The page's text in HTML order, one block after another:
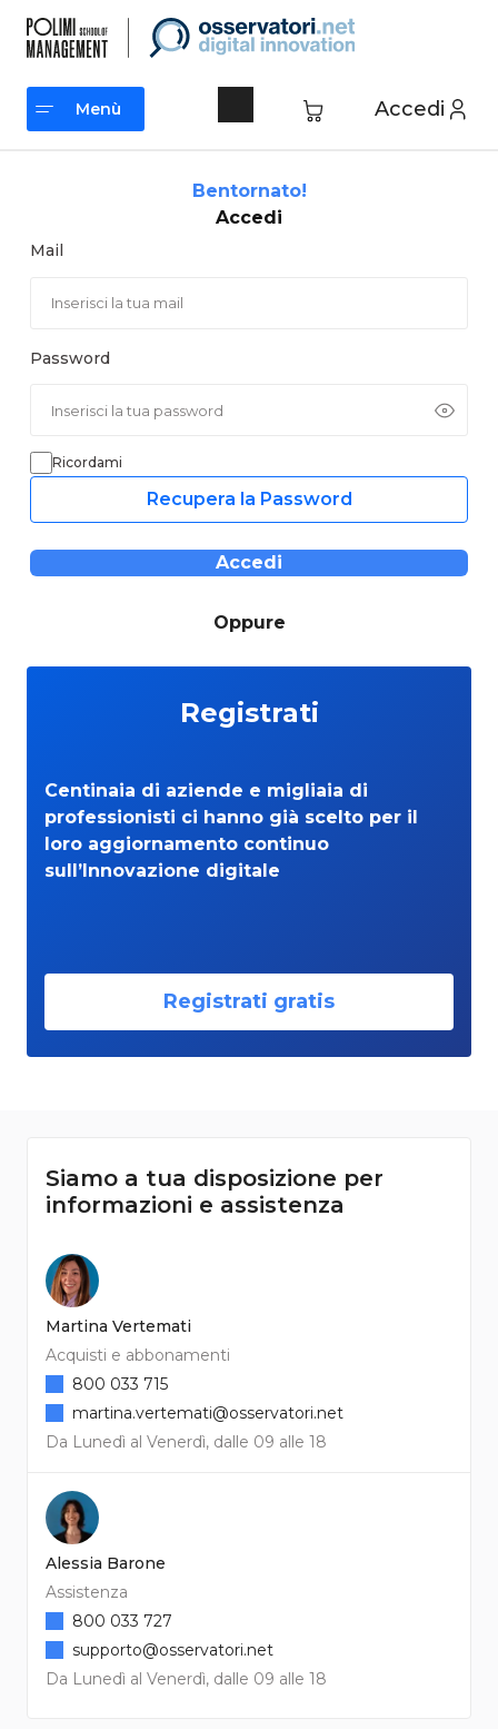
contenuto
Accedi
Menù
Bentornato!
Accedi
Mail
Password
Ricordami
Recupera la Password
Accedi
Oppure
Registrati
Centinaia di aziende e migliaia di
professionisti ci hanno già scelto per il
loro aggiornamento continuo
sull’Innovazione digitale
Registrati gratis
Siamo a tua disposizione per
informazioni e assistenza
Martina Vertemati
Acquisti e abbonamenti
Da Lunedì al Venerdì, dalle 09 alle 18
800 033 715
martina.vertemati@osservatori.net
Alessia Barone
Assistenza
Da Lunedì al Venerdì, dalle 09 alle 18
800 033 727
supporto@osservatori.net